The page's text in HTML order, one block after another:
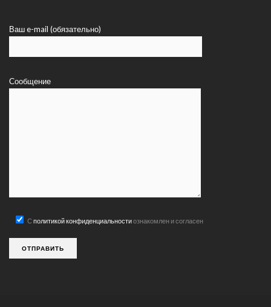
Ваш e-mail (обязательно)
Сообщение
С политикой конфиденциальностиознакомлен и согласен